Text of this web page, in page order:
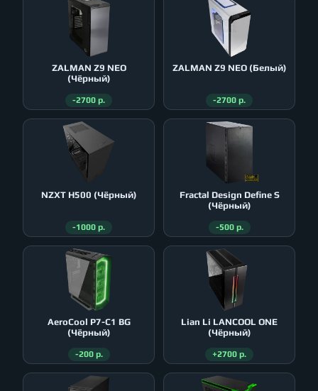
ZALMAN Z9 NEO
(Чёрный)
-2700 р.
ZALMAN Z9 NEO (Белый)
-2700 р.
NZXT H500 (Чёрный)
-1000 р.
Fractal Design Define S
(Чёрный)
-500 р.
AeroСool P7-C1 BG
(Чёрный)
-200 р.
Lian Li LANCOOL ONE
(Чёрный)
+2700 р.